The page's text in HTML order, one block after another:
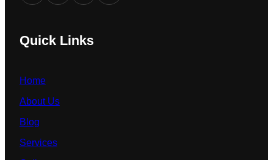
Quick Links
Home
About Us
Blog
Services